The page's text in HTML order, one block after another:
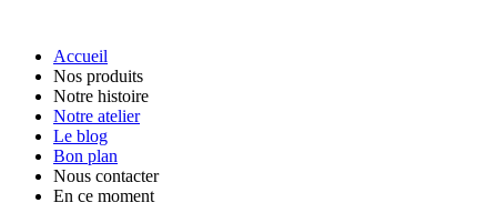
Accueil
Nos produits
Notre histoire
Notre atelier
Le blog
Bon plan
Nous contacter
En ce moment